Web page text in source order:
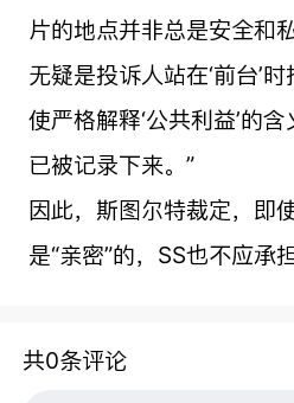
片的地点并非总是安全和
无疑是投诉人站在‘前台’
使严格解释‘公共利益’的
已被记录下来。”
因此，斯图尔特裁定，即
是“亲密”的，SS也不应承
共0条评论